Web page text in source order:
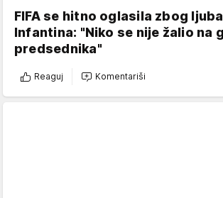
FIFA se hitno oglasila zbog
Infantina: "Niko se nije žalio na
predsednika"
Reaguj Komentariši